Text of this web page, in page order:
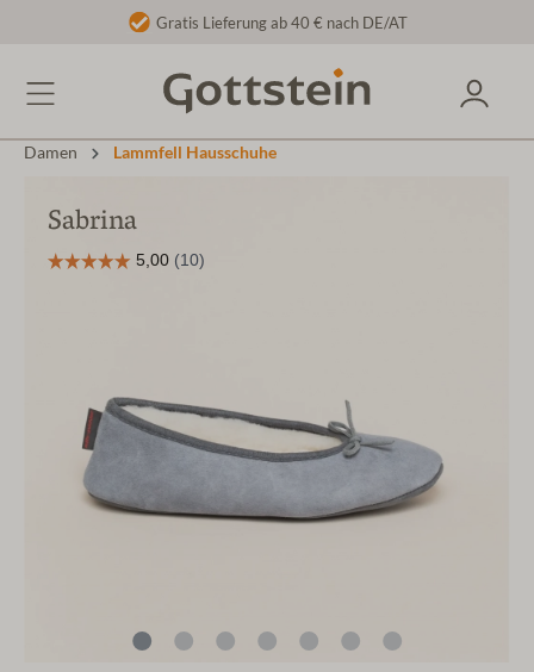
Gratis Lieferung ab 40 € nach DE/AT
Damen Lammfell Hausschuhe
Sabrina